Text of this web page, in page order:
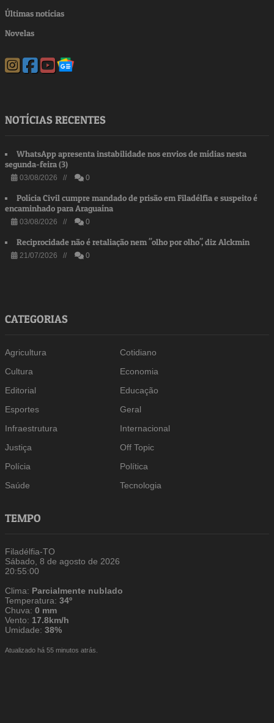
Últimas notícias
Novelas
NOTÍCIAS RECENTES
WhatsApp apresenta instabilidade nos envios de mídias nesta
segunda-feira (3)
03/08/2026 // 0
Polícia Civil cumpre mandado de prisão em Filadélfia e suspeito é
encaminhado para Araguaína
03/08/2026 // 0
Reciprocidade não é retaliação nem "olho por olho", diz Alckmin
21/07/2026 // 0
CATEGORIAS
Agricultura
Cotidiano
Cultura
Economia
Editorial
Educação
Esportes
Geral
Infraestrutura
Internacional
Justiça
Off Topic
Polícia
Política
Saúde
Tecnologia
TEMPO
Filadélfia-TO
Sábado, 8 de agosto de 2026
20:55:01
Clima: Parcialmente nublado
Temperatura:34º
Chuva:0 mm
Vento: 17.8km/h
Umidade:38%
Atualizado há 55 minutos atrás.